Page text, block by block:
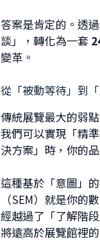
答案是肯定的。透
談」，轉化為一套
變革。
從「被動等待」到
傳統展覽最大的弱
我們可以實現「精
決方案」時，你的
這種基於「意圖」
（SEM）就是你
經越過了「了解階
將遠高於展覽館裡